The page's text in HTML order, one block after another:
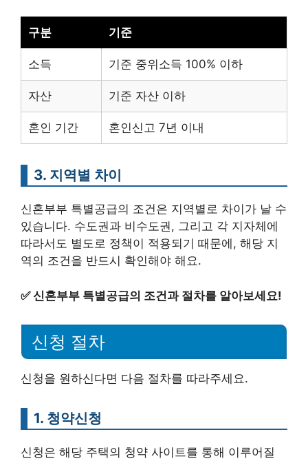
구분 기준
소득 기준 중위소득 100% 이하
자산 기준 자산 이하
혼인 기간 혼인신고 7년 이내
3. 지역별 차이
신혼부부 특별공급의 조건은 지역별로 차이가 날 수
있습니다. 수도권과 비수도권, 그리고 각 지자체에
따라서도 별도로 정책이 적용되기 때문에, 해당 지
역의 조건을 반드시 확인해야 해요.
✅신혼부부 특별공급의 조건과 절차를 알아보세요!
신청 절차
신청을 원하신다면 다음 절차를 따라주세요.
1. 청약신청
신청은 해당 주택의 청약 사이트를 통해 이루어질